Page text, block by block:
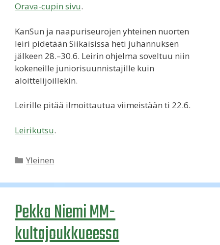
Orava-cupin sivu.
KanSun ja naapuriseurojen yhteinen nuorten
leiri pidetään Siikaisissa heti juhannuksen
jälkeen 28.–30.6. Leirin ohjelma soveltuu niin
kokeneille juniorisuunnistajille kuin
aloittelijoillekin.
Leirille pitää ilmoittautua viimeistään ti 22.6.
Leirikutsu.
Kategoriat
Yleinen
Pekka Niemi MM-
kultajoukkueessa